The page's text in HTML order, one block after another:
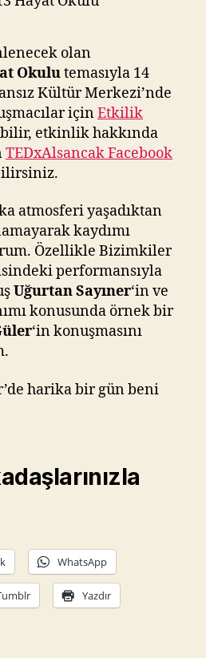
olan
Okulutemasıyla 14
Kültür Merkezi’nde
içinEtkilik
etkinlik hakkında
TEDxAlsancak Facebook
atmosferi yaşadıktan
kaydımı
Özellikle Bizimkiler
performansıyla
Uğurtan Sayıner‘in ve
konusunda örnek bir
‘in konuşmasını
harika bir gün beni
WhatsApp
Yazdır